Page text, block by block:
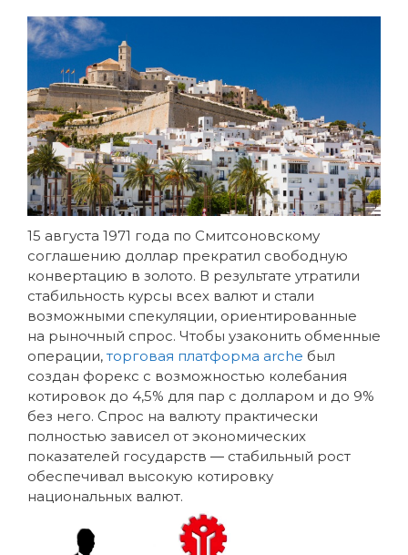
15 августа 1971 года по Смитсоновскому
соглашению доллар прекратил свободную
конвертацию в золото. В результате утратили
стабильность курсы всех валют и стали
возможными спекуляции, ориентированные
на рыночный спрос. Чтобы узаконить обменные
операции, торговая платформа arche был
создан форекс с возможностью колебания
котировок до 4,5% для пар с долларом и до 9%
без него. Спрос на валюту практически
полностью зависел от экономических
показателей государств ― стабильный рост
обеспечивал высокую котировку
национальных валют.